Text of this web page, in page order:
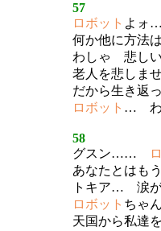
57
ロボット よ
何か他に方法
わしゃ 悲し
老人を悲しま
だから生き返
ロボット … わ
58
グスン……
あなたとはも
トキア… 涙
ロボット ちゃ
天国から私達